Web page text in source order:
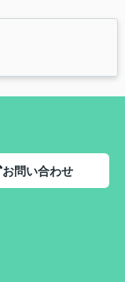
お問い合わせ